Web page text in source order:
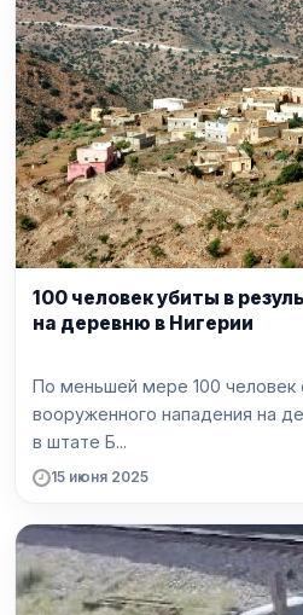
100 человек убиты в
на деревню в Нигерии
По меньшей мере 100 человек
вооруженного нападения на
в штате Б...
15 июня 2025